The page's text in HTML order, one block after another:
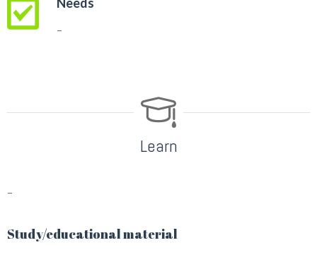
–
Learn
–
Study/educational material